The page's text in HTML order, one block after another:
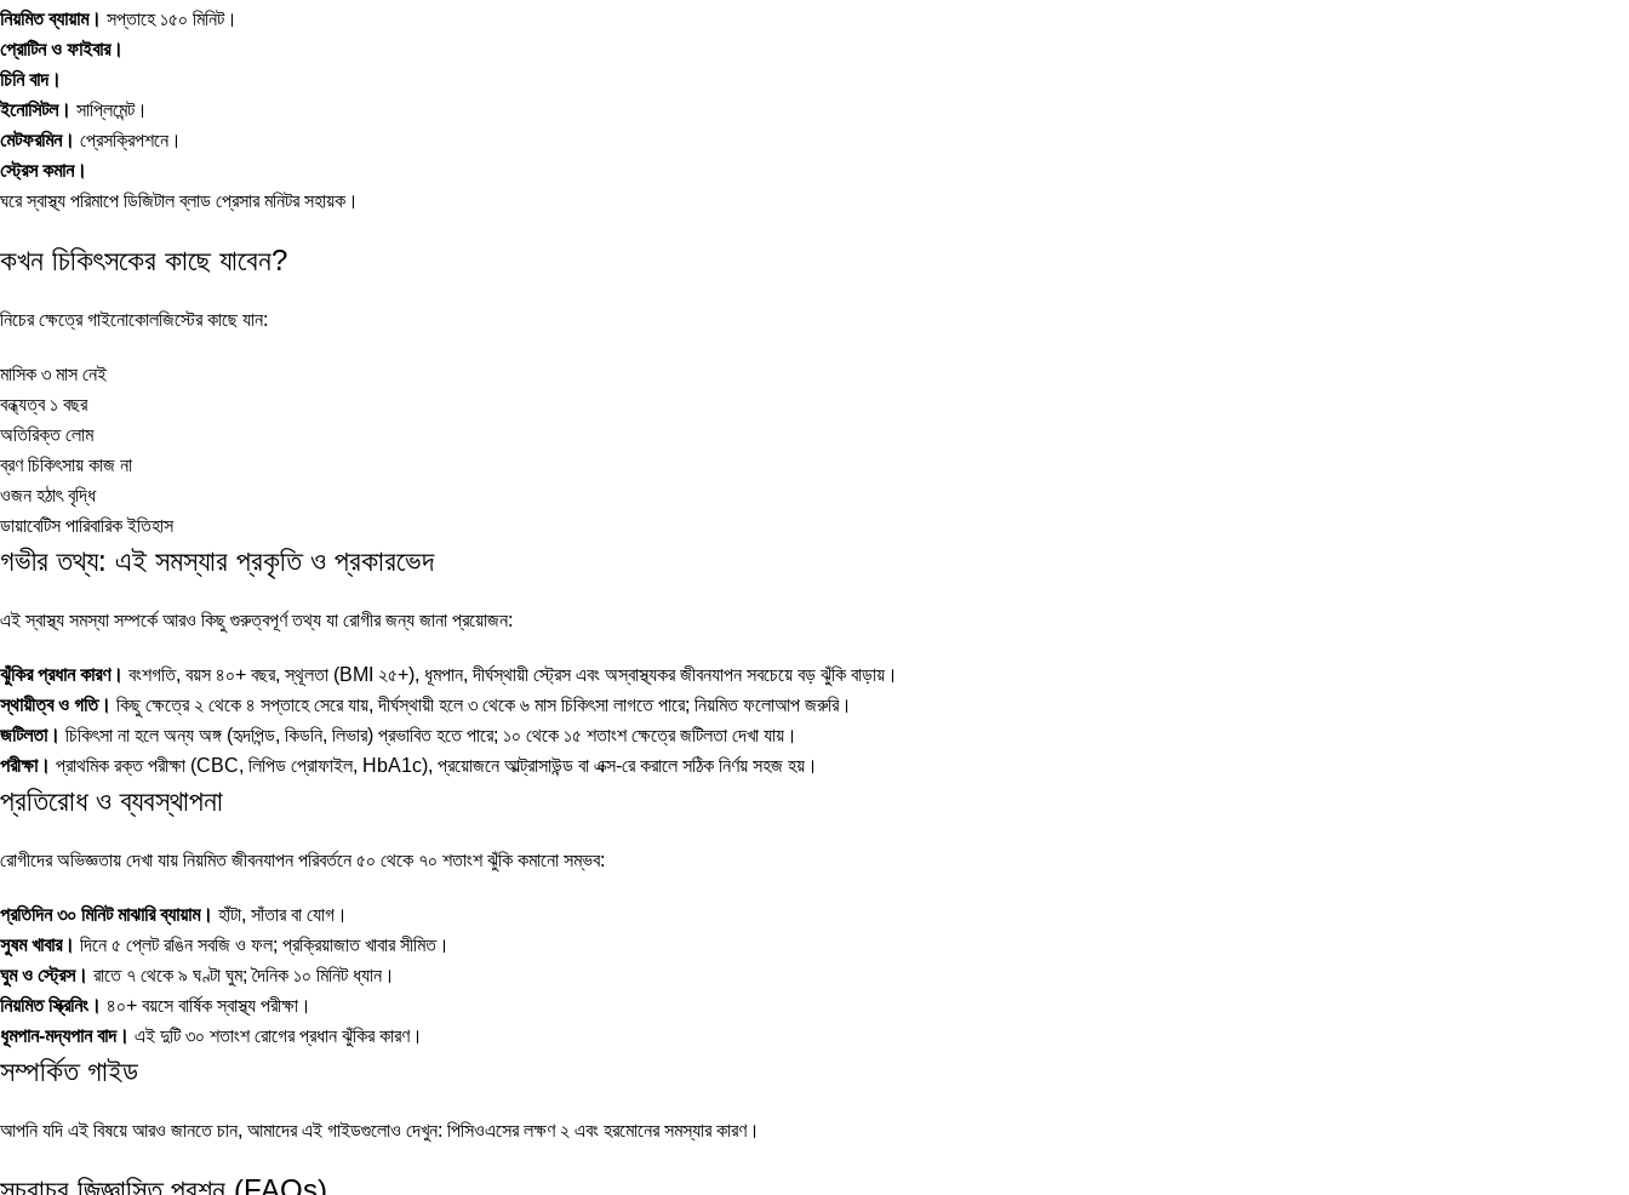
নিয়মিত ব্যায়াম। সপ্তাহে ১৫০ মিনিট।
প্রোটিন ও ফাইবার।
চিনি বাদ।
ইনোসিটল। সাপ্লিমেন্ট।
মেটফরমিন। প্রেসক্রিপশনে।
স্ট্রেস কমান।
ঘরে স্বাস্থ্য পরিমাপে ডিজিটাল ব্লাড প্রেসার মনিটরসহায়ক।
কখন চিকিৎসকের কাছে যাবেন?
নিচের ক্ষেত্রে গাইনোকোলজিস্টের কাছে যান:
মাসিক ৩ মাস নেই
বন্ধ্যত্ব ১ বছর
অতিরিক্ত লোম
ব্রণ চিকিৎসায় কাজ না
ওজন হঠাৎ বৃদ্ধি
ডায়াবেটিস পারিবারিক ইতিহাস
গভীর তথ্য: এই সমস্যার প্রকৃতি ও প্রকারভেদ
এই স্বাস্থ্য সমস্যা সম্পর্কে আরও কিছু গুরুত্বপূর্ণ তথ্য যা রোগীর জন্য জানা প্রয়োজন:
ঝুঁকির প্রধান কারণ। বংশগতি, বয়স ৪০+ বছর, স্থূলতা (BMI ২৫+), ধূমপান, দীর্ঘস্থায়ী স্ট্রেস এবং অস্বাস্থ্যকর জীবনযাপন সবচেয়ে বড় ঝুঁকি বাড়ায়।
স্থায়ীত্ব ও গতি। কিছু ক্ষেত্রে ২ থেকে ৪ সপ্তাহে সেরে যায়, দীর্ঘস্থায়ী হলে ৩ থেকে ৬ মাস চিকিৎসা লাগতে পারে; নিয়মিত ফলোআপ জরুরি।
জটিলতা। চিকিৎসা না হলে অন্য অঙ্গ (হৃদপিন্ড, কিডনি, লিভার) প্রভাবিত হতে পারে; ১০ থেকে ১৫ শতাংশ ক্ষেত্রে জটিলতা দেখা যায়।
পরীক্ষা। প্রাথমিক রক্ত পরীক্ষা (CBC, লিপিড প্রোফাইল, HbA1c), প্রয়োজনে আল্ট্রাসাউন্ড বা এক্স-রে করালে সঠিক নির্ণয় সহজ হয়।
প্রতিরোধ ও ব্যবস্থাপনা
রোগীদের অভিজ্ঞতায় দেখা যায় নিয়মিত জীবনযাপন পরিবর্তনে ৫০ থেকে ৭০ শতাংশ ঝুঁকি কমানো সম্ভব:
প্রতিদিন ৩০ মিনিট মাঝারি ব্যায়াম। হাঁটা, সাঁতার বা যোগ।
সুষম খাবার। দিনে ৫ প্লেট রঙিন সবজি ও ফল; প্রক্রিয়াজাত খাবার সীমিত।
ঘুম ও স্ট্রেস। রাতে ৭ থেকে ৯ ঘণ্টা ঘুম; দৈনিক ১০ মিনিট ধ্যান।
নিয়মিত স্ক্রিনিং। ৪০+ বয়সে বার্ষিক স্বাস্থ্য পরীক্ষা।
ধূমপান-মদ্যপান বাদ। এই দুটি ৩০ শতাংশ রোগের প্রধান ঝুঁকির কারণ।
সম্পর্কিত গাইড
আপনি যদি এই বিষয়ে আরও জানতে চান, আমাদের এই গাইডগুলোও দেখুন: পিসিওএসের লক্ষণ ২ এবং হরমোনের সমস্যার কারণ।